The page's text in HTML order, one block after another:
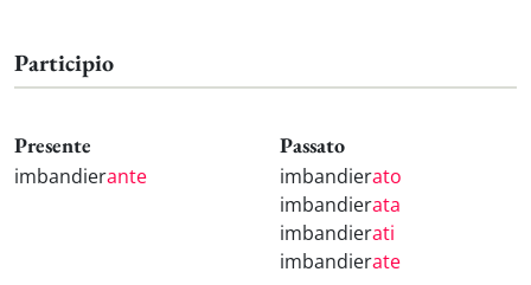
Participio
Presente
imbandierante
Passato
imbandierato
imbandierata
imbandierati
imbandierate